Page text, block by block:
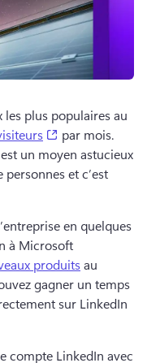
les plus populaires au
(opens in a
un moyen astucieux
et c’est
en quelques
à Microsoft
produits au
gagner un temps
sur LinkedIn